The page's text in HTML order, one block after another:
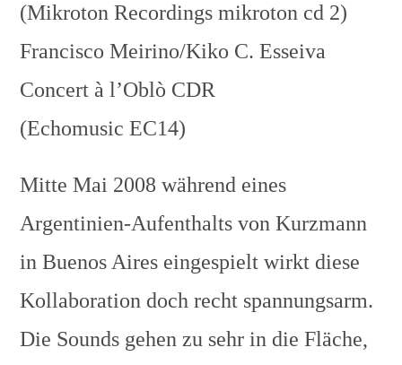
(Mikroton Recordings mikroton cd 2)
Francisco Meirino/Kiko C. Esseiva
Concert à l’Oblò CDR
(Echomusic EC14)
Mitte Mai 2008 während eines
Argentinien-Aufenthalts von Kurzmann
in Buenos Aires eingespielt wirkt diese
Kollaboration doch recht spannungsarm.
Die Sounds gehen zu sehr in die Fläche,